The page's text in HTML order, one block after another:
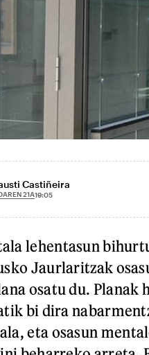
Castiñeira
21A19:05
lehentasun
Jaurlaritzak
osatu du. Planak
bi dira
eta osasun